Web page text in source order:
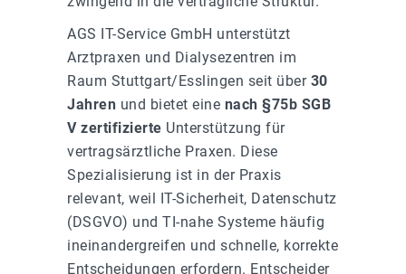
AGS IT-Service GmbH unterstützt
Arztpraxen und Dialysezentren im
Raum Stuttgart/Esslingen seit über 30
Jahren und bietet eine nach §75b SGB
V zertifizierte Unterstützung für
vertragsärztliche Praxen. Diese
Spezialisierung ist in der Praxis
relevant, weil IT-Sicherheit, Datenschutz
(DSGVO) und TI-nahe Systeme häufig
ineinandergreifen und schnelle, korrekte
Entscheidungen erfordern. Entscheider